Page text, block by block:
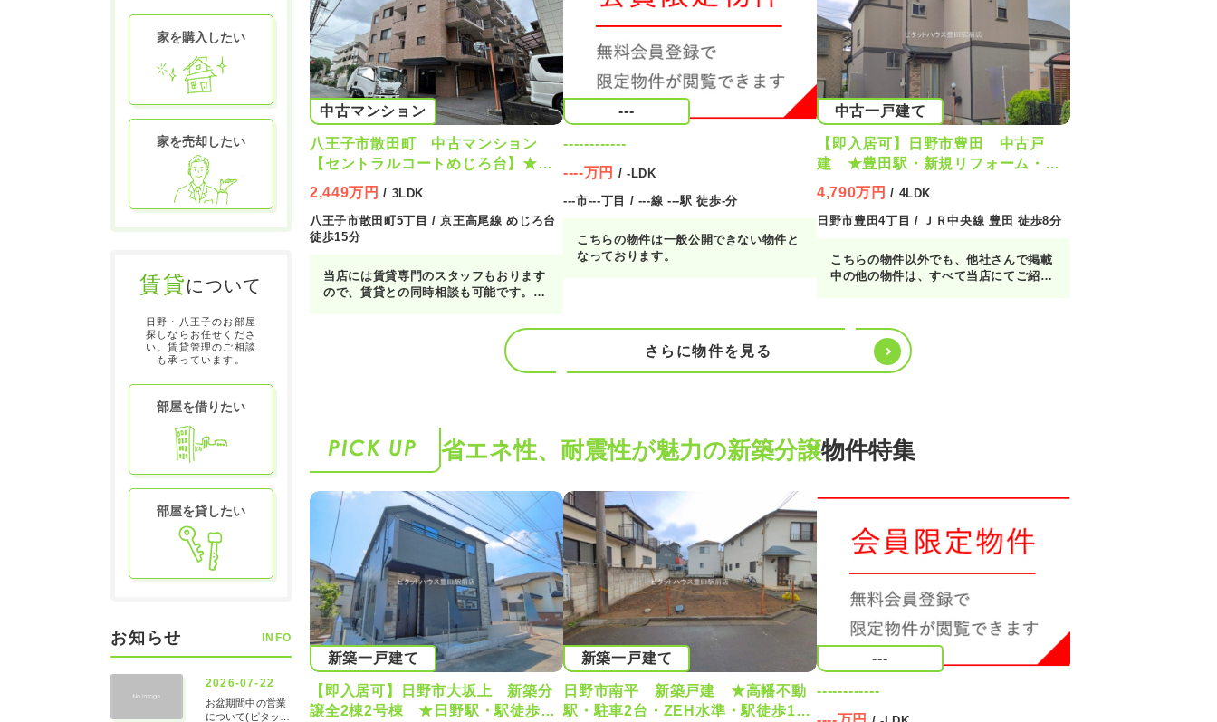
中古マンション
八王子市散田町 中古マンション
【セントラルコートめじろ台】★め
じろ台駅・新規リフォーム・三方角
部屋★
2,449万円 / 3LDK
八王子市散田町5丁目 / 京王高尾線 めじろ台
徒歩15分
当店には賃貸専門のスタッフもおります
ので、賃貸との同時相談も可能です。
属スタッフによりネット銀行等も含めた
数ある金融機関の中からお客様にとって
ベストなプランをご提案いたします！
---
------------
----万円 / -LDK
---市---丁目 / ---線 ---駅 徒歩-分
こちらの物件は一般公開できない物件と
なっております。
中古一戸建て
【即入居可】日野市豊田 中古戸
建 ★豊田駅・新規リフォーム・駅
徒歩10分以内・駐車2台★
4,790万円 / 4LDK
日野市豊田4丁目 / ＪＲ中央線 豊田 徒歩8分
こちらの物件以外でも、他社さんで掲載
中の他の物件は、すべて当店にてご紹介
『〇〇〇の物件も見たい！』とお気軽に
お申し付けください♪
さらに物件を見る
省エネ性、耐震性が魅力の新築分譲物件特集
新築一戸建て
【即入居可】日野市大坂上 新築分
譲全2棟2号棟 ★日野駅・駅徒歩10
新築一戸建て
日野市南平 新築戸建 ★高幡不動
駅・駐車2台・ZEH水準・駅徒歩15
---
------------
家を購入したい
家を売却したい
賃貸について
日野・八王子のお部屋
探しならお任せくださ
い。賃貸管理のご相談
も承っています。
部屋を借りたい
部屋を貸したい
お知らせ INFO